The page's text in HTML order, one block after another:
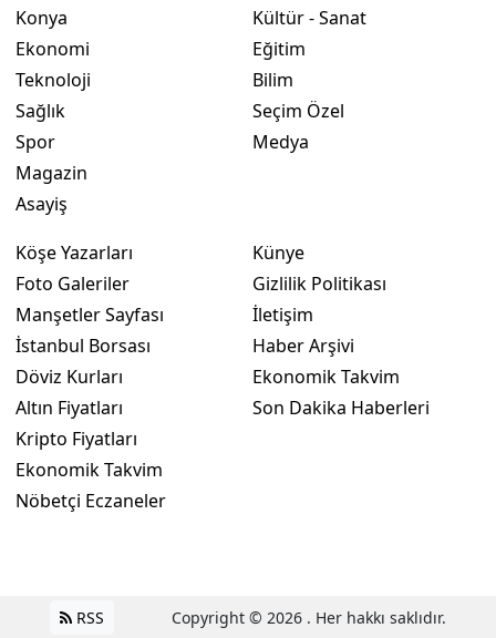
Konya
Ekonomi
Teknoloji
Sağlık
Spor
Magazin
Asayiş
Kültür - Sanat
Eğitim
Bilim
Seçim Özel
Medya
Köşe Yazarları
Foto Galeriler
Manşetler Sayfası
İstanbul Borsası
Döviz Kurları
Altın Fiyatları
Kripto Fiyatları
Ekonomik Takvim
Nöbetçi Eczaneler
Künye
Gizlilik Politikası
İletişim
Haber Arşivi
Ekonomik Takvim
Son Dakika Haberleri
RSS Copyright © 2026 . Her hakkı saklıdır.